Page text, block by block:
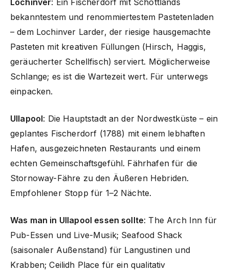
bekanntestem und renommiertestem Pastetenladen
– dem Lochinver Larder, der riesige hausgemachte
Pasteten mit kreativen Füllungen (Hirsch, Haggis,
geräucherter Schellfisch) serviert. Möglicherweise
Schlange; es ist die Wartezeit wert. Für unterwegs
einpacken.
Ullapool: Die Hauptstadt an der Nordwestküste – ein
geplantes Fischerdorf (1788) mit einem lebhaften
Hafen, ausgezeichneten Restaurants und einem
echten Gemeinschaftsgefühl. Fährhafen für die
Stornoway-Fähre zu den Äußeren Hebriden.
Empfohlener Stopp für 1–2 Nächte.
Was man in Ullapool essen sollte: The Arch Inn für
Pub-Essen und Live-Musik; Seafood Shack
(saisonaler Außenstand) für Langustinen und
Krabben; Ceilidh Place für ein qualitativ